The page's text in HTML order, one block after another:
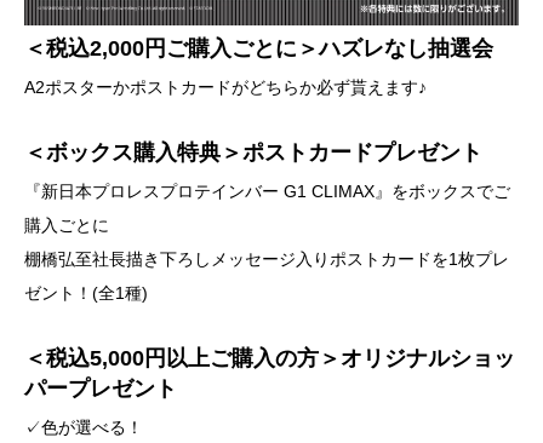
＜税込2,000円ご購入ごとに＞ハズレなし抽選会
A2ポスターかポストカードがどちらか必ず貰えます♪
＜ボックス購入特典＞ポストカードプレゼント
『新日本プロレスプロテインバー G1 CLIMAX』をボックスでご
購入ごとに
棚橋弘至社長描き下ろしメッセージ入りポストカードを1枚プレ
ゼント！(全1種)
＜税込5,000円以上ご購入の方＞オリジナルショッ
パープレゼント
✓色が選べる！